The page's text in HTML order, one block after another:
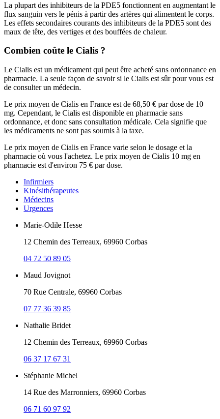
La plupart des inhibiteurs de la PDE5 fonctionnent en augmentant le
flux sanguin vers le pénis à partir des artères qui alimentent le corps.
Les effets secondaires courants des inhibiteurs de la PDE5 sont des
maux de tête, des vertiges et des bouffées de chaleur.
Combien coûte le Cialis ?
Le Cialis est un médicament qui peut être acheté sans ordonnance en
pharmacie. La seule façon de savoir si le Cialis est sûr pour vous est
de consulter un médecin.
Le prix moyen de Cialis en France est de 68,50 € par dose de 10
mg. Cependant, le Cialis est disponible en pharmacie sans
ordonnance, et donc sans consultation médicale. Cela signifie que
les médicaments ne sont pas soumis à la taxe.
Le prix moyen de Cialis en France varie selon le dosage et la
pharmacie où vous l'achetez. Le prix moyen de Cialis 10 mg en
pharmacie est d'environ 75 € par dose.
Infirmiers
Kinésithérapeutes
Médecins
Urgences
Marie-Odile Hesse
12 Chemin des Terreaux, 69960 Corbas
04 72 50 89 05
Maud Jovignot
70 Rue Centrale, 69960 Corbas
07 77 36 39 85
Nathalie Bridet
12 Chemin des Terreaux, 69960 Corbas
06 37 17 67 31
Stéphanie Michel
14 Rue des Marronniers, 69960 Corbas
06 71 60 97 92